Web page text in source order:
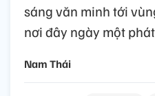
sáng văn minh tới
nơi đây ngày một
Nam Thái